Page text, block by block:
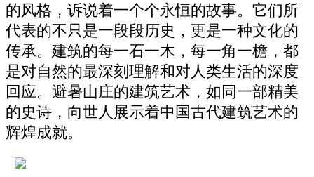
的风格，诉说着一个个永恒的故事。它们所
代表的不只是一段段历史，更是一种文化的
传承。建筑的每一石一木，每一角一檐，都
是对自然的最深刻理解和对人类生活的深度
回应。避暑山庄的建筑艺术，如同一部精美
的史诗，向世人展示着中国古代建筑艺术的
辉煌成就。